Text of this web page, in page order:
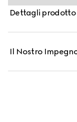
questi pantaloni
Gucci in metallo.
Dettagli prodotto
Il Nostro